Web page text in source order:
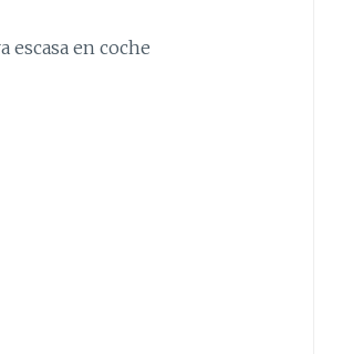
escasa en coche